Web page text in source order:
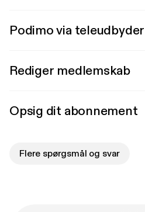
Podimo via teleudbyder
Rediger medlemskab
Opsig dit abonnement
Flere spørgsmål og svar